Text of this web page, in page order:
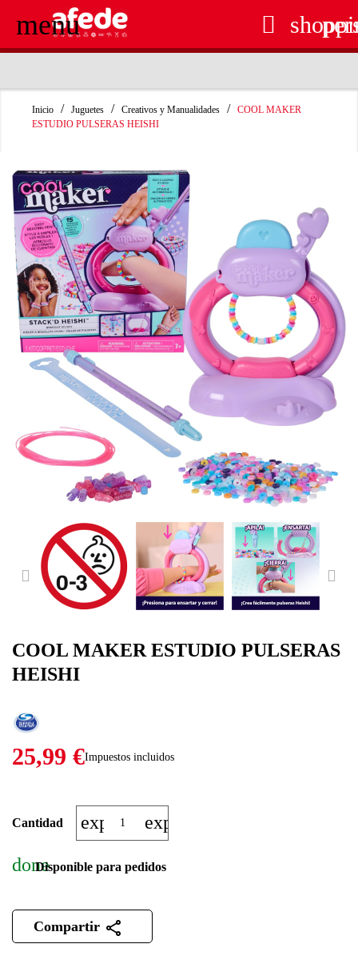
menu 
Inicio Juguetes Creativos y Manualidades
COOL MAKER
ESTUDIO PULSERAS HEISHI
COOL MAKER ESTUDIO PULSERAS
HEISHI
PREVIOUS
25,99 €Impuestos incluidos
Cantidad expand_moreexpand_less
doneDisponible para pedidos
Compartir